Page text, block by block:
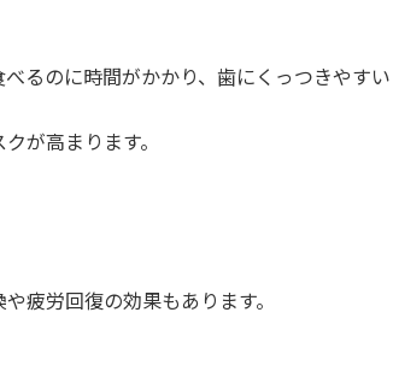
るのに時間がかかり、歯にくっつきやすい
が高まります。
疲労回復の効果もあります。